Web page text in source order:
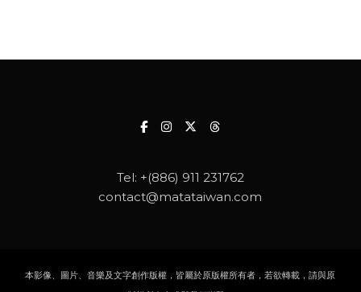
Tel: +(886) 911 231762
contact@matataiwan.com
本影像、圖片、音樂及文字創作版權，皆屬於原版權所有者，若欲轉載，請與原